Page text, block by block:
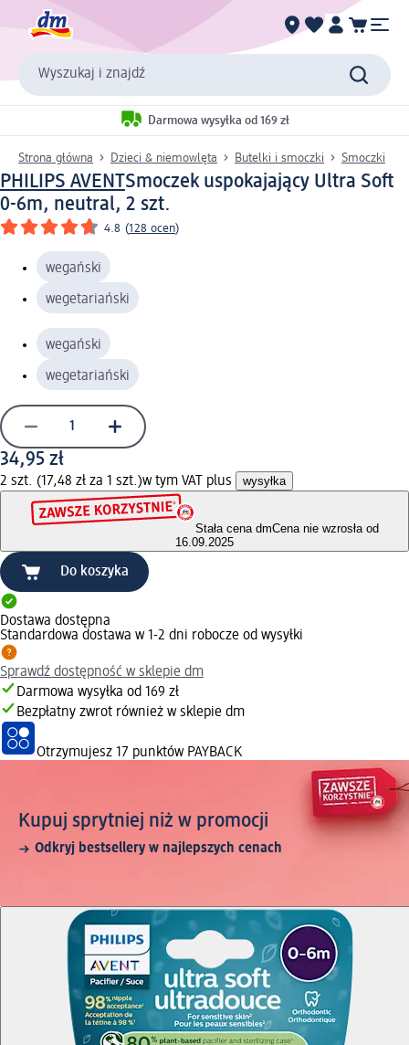
Wyszukaj i znajdź
Darmowa wysyłka od 169 zł
Strona główna Dzieci & niemowlęta Butelki i smoczki Smoczki
PHILIPS AVENTSmoczek uspokajający Ultra Soft
0-6m, neutral, 2 szt.
4.8 (128 ocen)
wegański
wegetariański
wegański
wegetariański
34,95 zł
2 szt. (17,48 zł za 1 szt.)w tym VAT plus wysyłka
Stała cena dmCena nie wzrosła od
16.09.2025
Do koszyka
Dostawa dostępna
Standardowa dostawa w 1-2 dni robocze od wysyłki
Sprawdź dostępność w sklepie dm
Darmowa wysyłka od 169 zł
Bezpłatny zwrot również w sklepie dm
Otrzymujesz 17 punktów PAYBACK
Kupuj sprytniej niż w promocji
Odkryj bestsellery w najlepszych cenach